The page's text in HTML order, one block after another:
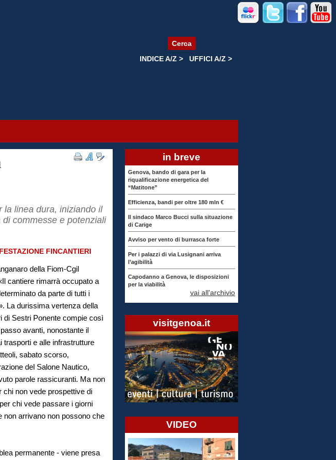
Cerca
INDICE A/Z >
UFFICI A/Z >
la linea dura, iniziando il
commesse e potenziali
FINCANTIERI
della Fiom-Cgil
cantiere rimarrà occupato a
da parte di tutti i
La durissima vertenza della
di Sestri Ponente compie così
avanti, nonostante il
trasporti e alle infrastrutture
sabato scorso,
del Salone Nautico,
parole rassicuranti. Ma non
chi non vede prospettive di
chi vede passare i giorni
arrivano non possono che
permanente - viene presa
in breve
Genova, bando di gara per la
riqualificazione energetica del
“Matitone”
Efficienza, bandi per oltre 180 mln €
Il sindaco Marco Bucci sulla situazione
di Carige
Avviso per vento di burrasca forte
Per i palazzi di via Lusignani arriva
l’agibilità
Capodanno a Genova, le disposizioni
per la viabilità
vai all'archivio
visitgenoa.it
VIDEO